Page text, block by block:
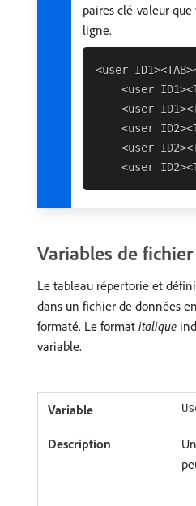
paires clé-valeur
ligne.
<user
<user
<user
<user
<user
Variables de
Le tableau répertorie et
dans un fichier de données
formaté. Le format italique
variable.